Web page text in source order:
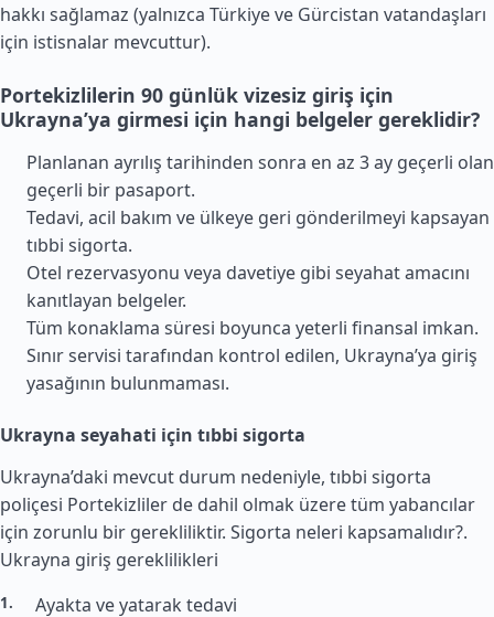
hakkı sağlamaz (yalnızca Türkiyeve Gürcistan vatandaşları
için istisnalar mevcuttur).
Portekizlilerin 90 günlük vizesiz giriş için
Ukrayna’ya girmesi için hangi belgeler gereklidir?
Planlanan ayrılış tarihinden sonra en az 3 ay geçerli olan
geçerli bir pasaport.
Tedavi, acil bakım ve ülkeye geri gönderilmeyi kapsayan
tıbbi sigorta.
Otel rezervasyonu veya davetiye gibi seyahat amacını
kanıtlayan belgeler.
Tüm konaklama süresi boyunca yeterli finansal imkan.
Sınır servisi tarafından kontrol edilen, Ukrayna’ya giriş
yasağının bulunmaması.
Ukrayna seyahati için tıbbi sigorta
Ukrayna’daki mevcut durum nedeniyle, tıbbi sigorta
poliçesi Portekizliler de dahil olmak üzere tüm yabancılar
için zorunlu bir gerekliliktir. Sigorta neleri kapsamalıdır?.
Ukrayna giriş gereklilikleri
Ayakta ve yatarak tedavi